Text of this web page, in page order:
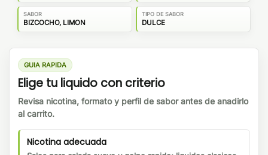
SABOR
BIZCOCHO, LIMON
TIPO DE SABOR
DULCE
GUIA RAPIDA
Elige tu liquido con criterio
Revisa nicotina, formato y perfil de sabor antes de anadirlo
al carrito.
Nicotina adecuada